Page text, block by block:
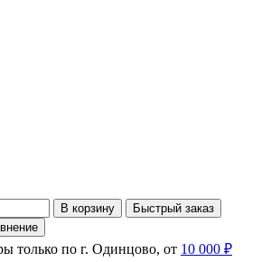
В корзину
Быстрый заказ
только по г. Одинцово, от 10 000 ₽